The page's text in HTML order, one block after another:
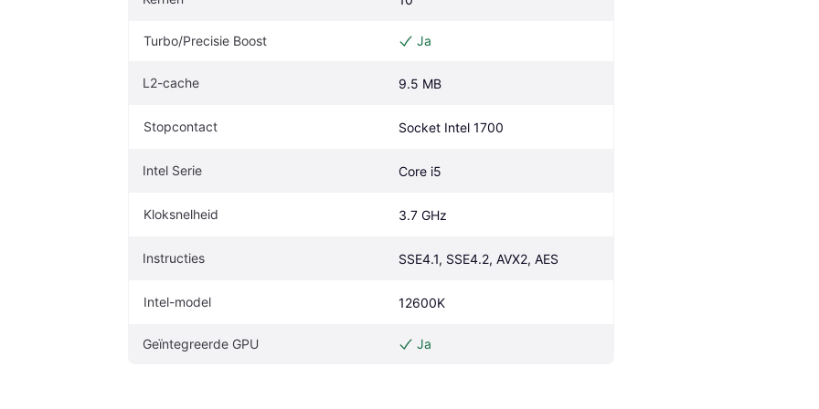
Turbo/Precisie Boost Ja
L2-cache 9.5 MB
Stopcontact Socket Intel 1700
Intel Serie Core i5
Kloksnelheid 3.7 GHz
Instructies SSE4.1, SSE4.2, AVX2, AES
Intel-model 12600K
Geïntegreerde GPU Ja